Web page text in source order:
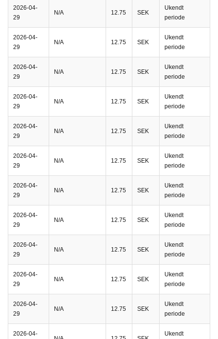
2026-04-
29
N/A 12.75 SEK
Ukendt
periode
2026-04-
29
N/A 12.75 SEK
Ukendt
periode
2026-04-
29
N/A 12.75 SEK
Ukendt
periode
2026-04-
29
N/A 12.75 SEK
Ukendt
periode
2026-04-
29
N/A 12.75 SEK
Ukendt
periode
2026-04-
29
N/A 12.75 SEK
Ukendt
periode
2026-04-
29
N/A 12.75 SEK
Ukendt
periode
2026-04-
29
N/A 12.75 SEK
Ukendt
periode
2026-04-
29
N/A 12.75 SEK
Ukendt
periode
2026-04-
29
N/A 12.75 SEK
Ukendt
periode
2026-04-
29
N/A 12.75 SEK
Ukendt
periode
2026-04-
Ukendt